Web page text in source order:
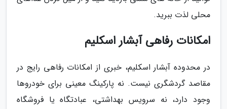
محلی لذت ببرید.
امکانات رفاهی آبشار اسکلیم
در محدوده آبشار اسکلیم، خبری از امکانات رفاهی رایج در
مقاصد گردشگری نیست. نه پارکینگ معینی برای خودروها
وجود دارد، نه سرویس بهداشتی، عبادتگاه یا فروشگاه